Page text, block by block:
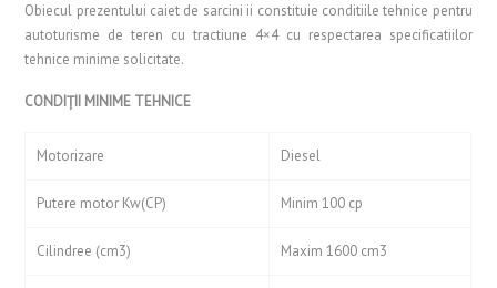
Obiecul prezentului caiet de sarcini ii constituie conditiile tehnice pentru
autoturisme de teren cu tractiune 4×4 cu respectarea specificatiilor
tehnice minime solicitate.
CONDIŢII MINIME TEHNICE
Motorizare Diesel
Putere motor Kw(CP) Minim 100 cp
Cilindree (cm3) Maxim 1600 cm3